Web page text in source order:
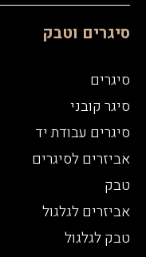
סיגרים וטבק
סיגרים
סיגר קובני
סיגרים עבודת יד
אביזרים לסיגרים
טבק
אביזרים לגלגול
טבק לגלגול